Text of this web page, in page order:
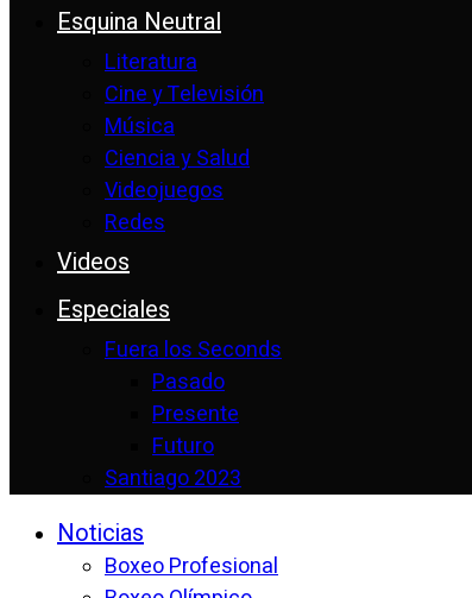
Esquina Neutral
Literatura
Cine y Televisión
Música
Ciencia y Salud
Videojuegos
Redes
Videos
Especiales
Fuera los Seconds
Pasado
Presente
Futuro
Santiago 2023
Noticias
Boxeo Profesional